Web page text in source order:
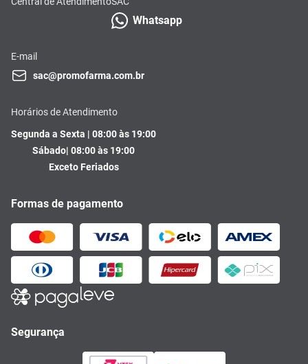
Whatsapp
E-mail
sac@promofarma.com.br
Horários de Atendimento
Segunda a Sexta | 08:00 às 19:00
Sábado| 08:00 às 19:00
Exceto Feriados
Formas de pagamento
Segurança